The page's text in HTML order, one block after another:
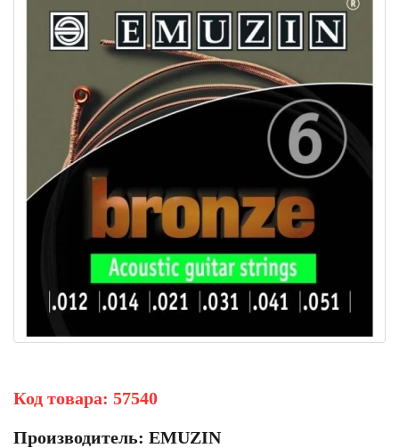
Код товара: 57540
Производитель: EMUZIN